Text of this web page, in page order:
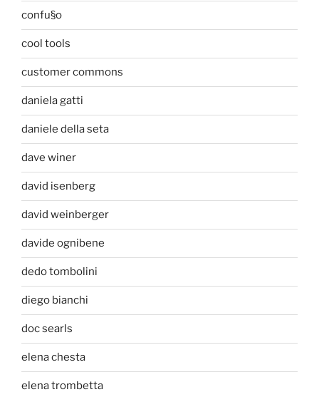
confu§o
cool tools
customer commons
daniela gatti
daniele della seta
dave winer
david isenberg
david weinberger
davide ognibene
dedo tombolini
diego bianchi
doc searls
elena chesta
elena trombetta